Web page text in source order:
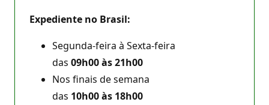
Expediente no Brasil:
Segunda-feira à Sexta-feira
das 09h00 às 21h00
Nos finais de semana
das 10h00 às 18h00